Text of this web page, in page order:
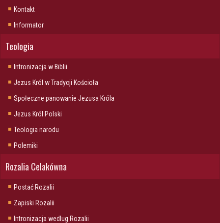
Kontakt
Informator
Teologia
Intronizacja w Biblii
Jezus Król w Tradycji Kościoła
Społeczne panowanie Jezusa Króla
Jezus Król Polski
Teologia narodu
Polemiki
Rozalia Celakówna
Postać Rozalii
Zapiski Rozalii
Intronizacja wedlug Rozalii